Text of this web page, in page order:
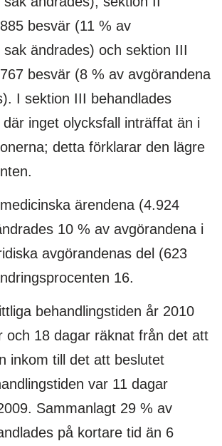
besvär (11 % av
ändrades) och sektion III
besvär (8 % av avgörandena
I sektion III behandlades
inget olycksfall inträffat än i
detta förklarar den lägre
ärendena (4.924
10 % av avgörandena i
avgörandenas del (623
16.
behandlingstiden år 2010
och 18 dagar räknat från det att
inkom till det att beslutet
var 11 dagar
Sammanlagt 29 % av
på kortare tid än 6